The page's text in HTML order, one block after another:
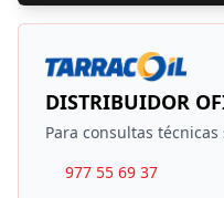
DISTRIBUIDOR
Para consultas
977 55 69 37